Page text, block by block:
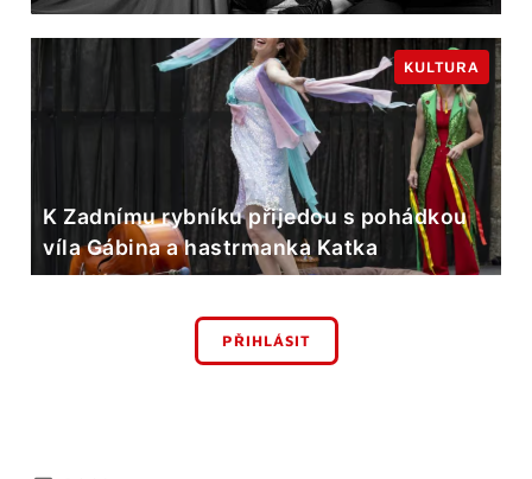
K Zadnímu rybníku přijedou s pohádkou
víla Gábina a hastrmanka Katka
KULTURA
PŘIHLÁSIT